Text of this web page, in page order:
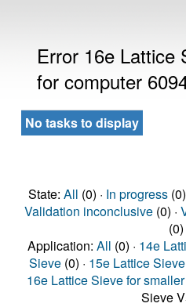
Error 16e Lattice
for computer
No tasks to display
State: All (0) · In progress(0)
Validation inconclusive(0) ·
(0)
Application: All (0) · 14e
Sieve (0) · 15e Lattice
16e Lattice Sieve for
Sieve